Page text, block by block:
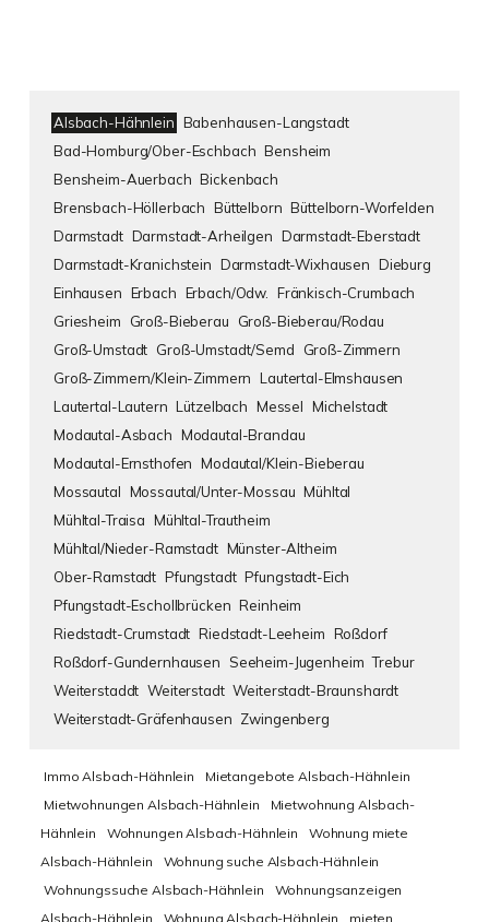
Alsbach-Hähnlein Babenhausen-Langstadt
Bad-Homburg/Ober-Eschbach Bensheim
Bensheim-Auerbach Bickenbach
Brensbach-Höllerbach Büttelborn Büttelborn-Worfelden
Darmstadt Darmstadt-Arheilgen Darmstadt-Eberstadt
Darmstadt-Kranichstein Darmstadt-Wixhausen Dieburg
Einhausen Erbach Erbach/Odw.
Fränkisch-Crumbach
Griesheim
Groß-Bieberau
Groß-Bieberau/Rodau
Groß-Umstadt Groß-Umstadt/Semd
Groß-Zimmern
Groß-Zimmern/Klein-Zimmern Lautertal-Elmshausen
Lautertal-Lautern Lützelbach Messel Michelstadt
Modautal-Asbach Modautal-Brandau
Modautal-Ernsthofen Modautal/Klein-Bieberau
Mossautal Mossautal/Unter-Mossau Mühltal
Mühltal-Traisa Mühltal-Trautheim
Mühltal/Nieder-Ramstadt Münster-Altheim
Ober-Ramstadt Pfungstadt Pfungstadt-Eich
Pfungstadt-Eschollbrücken Reinheim
Riedstadt-Crumstadt Riedstadt-Leeheim Roßdorf
Roßdorf-Gundernhausen Seeheim-Jugenheim Trebur
Weiterstaddt Weiterstadt Weiterstadt-Braunshardt
Weiterstadt-Gräfenhausen Zwingenberg
Immo Alsbach-Hähnlein
Mietangebote Alsbach-Hähnlein
Mietwohnungen Alsbach-Hähnlein
Mietwohnung Alsbach-
Hähnlein
Wohnungen Alsbach-Hähnlein
Wohnung miete
Alsbach-Hähnlein
Wohnung suche Alsbach-Hähnlein
Wohnungssuche Alsbach-Hähnlein
Wohnungsanzeigen
Alsbach-Hähnlein
Wohnung Alsbach-Hähnlein
mieten